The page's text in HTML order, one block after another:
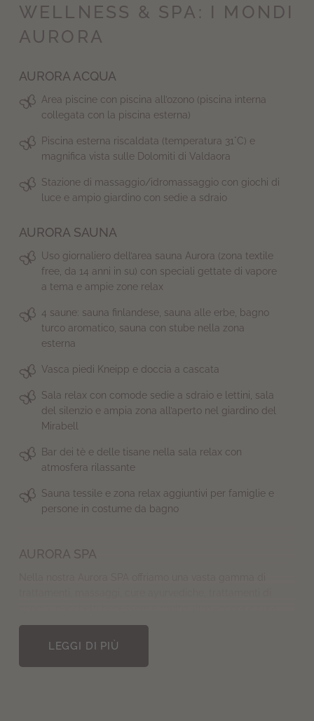
WELLNESS & SPA: I MONDI
AURORA
AURORA ACQUA
Area piscine con piscina all’ozono (piscina interna
collegata con la piscina esterna)
Piscina esterna riscaldata (temperatura 31°C) e
magnifica vista sulle Dolomiti di Valdaora
Stazione di massaggio/idromassaggio con giochi di
luce e ampio giardino con sedie a sdraio
AURORA SAUNA
Uso giornaliero dell’area sauna Aurora (zona textile
free, da 14 anni in su) con speciali gettate di vapore
a tema e ampie zone relax
4 saune: sauna finlandese, sauna alle erbe, bagno
turco aromatico, sauna con stube nella zona
esterna
Vasca piedi Kneipp e doccia a cascata
Sala relax con comode sedie a sdraio e lettini, sala
del silenzio e ampia zona all’aperto nel giardino del
Mirabell
Bar dei tè e delle tisane nella sala relax con
atmosfera rilassante
Sauna tessile e zona relax aggiuntivi per famiglie e
persone in costume da bagno
LEGGI DI PIÙ
AURORA SPA
dello staff egregiamente preparato.
La nostra area SPA è una zona di assoluta
tranquillità. Vi preghiamo di rispettarlo. I bambini